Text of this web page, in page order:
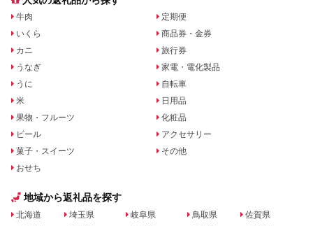
牛肉
いくら
カニ
うなぎ
うに
米
果物・フルーツ
ビール
菓子・スイーツ
おせち
定期便
商品券・金券
旅行券
家電・電化製品
自転車
日用品
化粧品
アクセサリー
その他
地域から返礼品を探す
北海道
埼玉県
岐阜県
鳥取県
佐賀県